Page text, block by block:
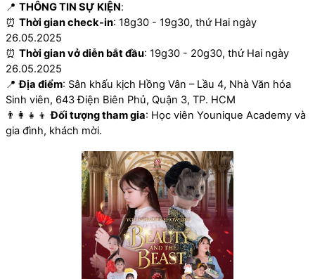
📍 THÔNG TIN SỰ KIỆN:
⏰ Thời gian check-in: 18g30 - 19g30, thứ Hai ngày
26.05.2025
⏰ Thời gian vở diễn bắt đầu: 19g30 - 20g30, thứ Hai ngày
26.05.2025
📍Địa điểm: Sân khấu kịch Hồng Vân – Lầu 4, Nhà Văn hóa
Sinh viên, 643 Điện Biên Phủ, Quận 3, TP. HCM
👨‍👩‍👧‍👦Đối tượng tham gia: Học viên Younique Academy và
gia đình, khách mời.